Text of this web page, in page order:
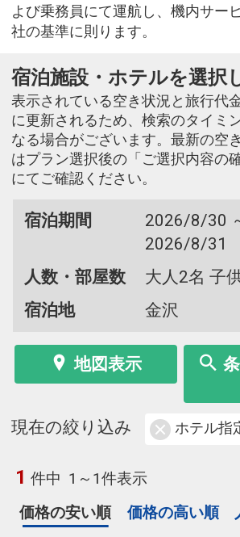
よび乗務員にて運航し、機内サー
社の基準に則ります。
宿泊施設・ホテルを選択
表示されている空き状況と旅行代
に更新されるため、検索のタイミ
なる場合がございます。最新の空
はプラン選択後の「ご選択内容の
にてご確認ください。
宿泊期間
2026/8/30
2026/8/31
人数・部屋数
大人2名 子
宿泊地
金沢
地図表示
現在の絞り込み ホテル指
1 件中 1～1件表示
価格の安い順
価格の高い順